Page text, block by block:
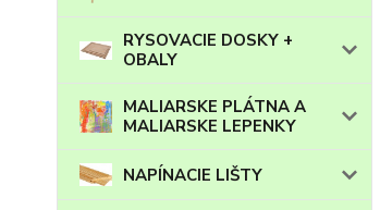
RYSOVACIE DOSKY +
OBALY
MALIARSKE PLÁTNA A
MALIARSKE LEPENKY
NAPÍNACIE LIŠTY